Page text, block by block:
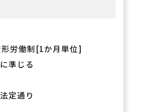
労働制[1か月単位]
準じる
定通り